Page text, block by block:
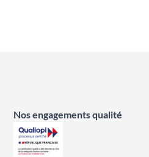
Nos engagements qualité